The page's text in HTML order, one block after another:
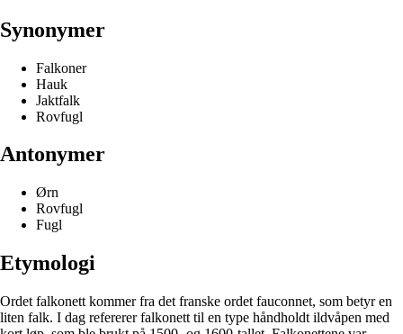
Synonymer
Falkoner
Hauk
Jaktfalk
Rovfugl
Antonymer
Ørn
Rovfugl
Fugl
Etymologi
Ordet falkonett kommer fra det franske ordet fauconnet, som betyr en
liten falk. I dag refererer falkonett til en type håndholdt ildvåpen med